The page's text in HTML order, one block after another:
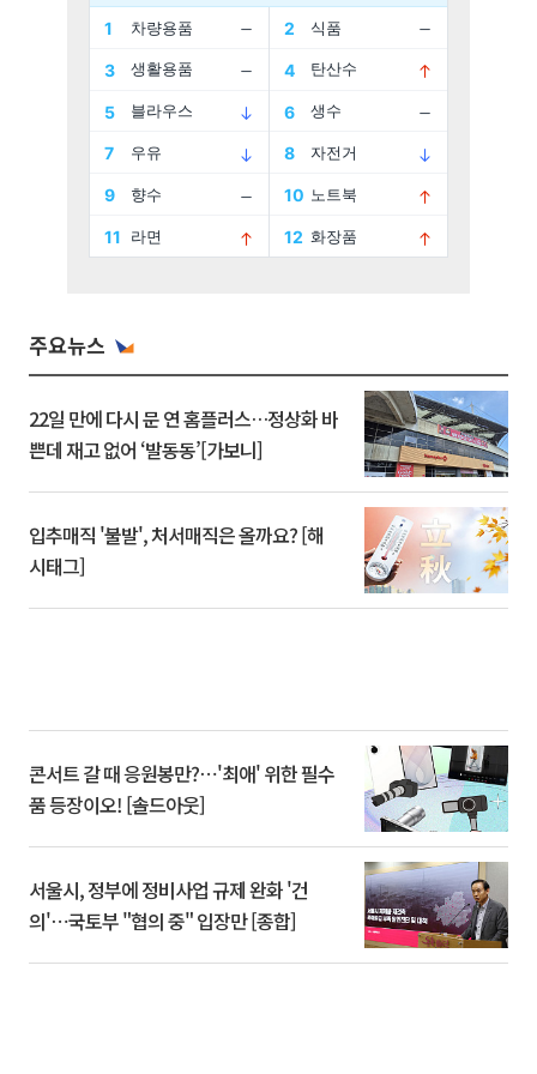
주요뉴스
22일 만에 다시 문 연 홈플러스…정상화 바
쁜데 재고 없어 ‘발동동’[가보니]
입추매직 '불발', 처서매직은 올까요? [해
시태그]
콘서트 갈 때 응원봉만?⋯'최애' 위한 필수
품 등장이오! [솔드아웃]
서울시, 정부에 정비사업 규제 완화 '건
의'⋯국토부 "협의 중" 입장만 [종합]